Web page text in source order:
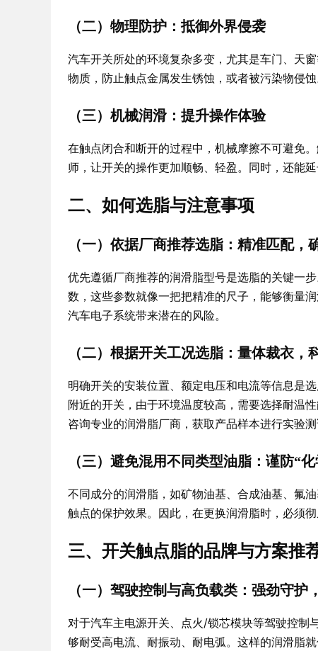
（二）物理防护：抵御外界侵袭
汽车开关所处的环境复杂多变，尤其是车门、天
物质，防止触点金属发生锈蚀，或者被污染物侵
（三）机械润滑：提升操作体验
在触点闭合和断开的过程中，机械摩擦不可避免
师，让开关的操作更加顺畅、轻盈。同时，还能
二、如何选脂与注意事项
（一）依据厂商推荐选脂：精准匹配，
优先遵循厂商推荐的润滑脂型号是选脂的关键一
数，这些参数就像一把把精准的尺子，能够衡量
汽车电子系统带来潜在的风险。
（二）根据开关工况选脂：量体裁衣，
明确开关的安装位置、额定电压和电流等信息是
附近的开关，由于环境温度较高，需要选择耐温
咨询专业的润滑脂厂商，获取产品样本进行实验
（三）避免混用不同类型油脂：谨防“
不同成分的润滑脂，如矿物油基、合成油基、氟
触点的保护效果。因此，在更换润滑脂时，必须
三、开关触点脂的品牌与方案推
（一）驾驶控制与高负载类：强劲守护
对于汽车主电源开关、点火/锁芯模块等驾驶控制
够耐受高电流、耐振动、耐电弧。这样的润滑脂